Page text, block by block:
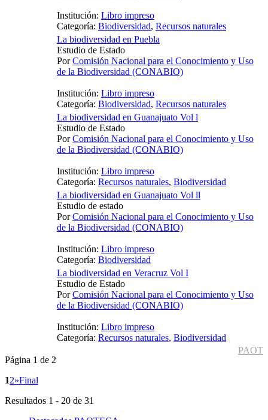
Institución: Libro impreso
Categoría: Biodiversidad, Recursos naturales
La biodiversidad en Puebla
Estudio de Estado
PorComisión Nacional para el Conocimiento y Uso
de la Biodiversidad (CONABIO)
Institución: Libro impreso
Categoría: Biodiversidad, Recursos naturales
La biodiversidad en Guanajuato Vol l
Estudio de Estado
PorComisión Nacional para el Conocimiento y Uso
de la Biodiversidad (CONABIO)
Institución: Libro impreso
Categoría: Recursos naturales, Biodiversidad
La biodiversidad en Guanajuato Vol ll
Estudio de estado
PorComisión Nacional para el Conocimiento y Uso
de la Biodiversidad (CONABIO)
Institución: Libro impreso
Categoría: Biodiversidad
La biodiversidad en Veracruz Vol I
Estudio de Estado
PorComisión Nacional para el Conocimiento y Uso
de la Biodiversidad (CONABIO)
Institución: Libro impreso
Categoría: Recursos naturales, Biodiversidad
PAOT
Página 1 de 2
12»Final
Resultados 1 - 20 de 31